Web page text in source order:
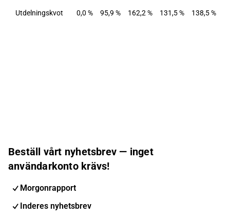
Utdelningskvot 0,0 % 95,9 % 162,2 % 131,5 % 138,5 %
Beställ vårt nyhetsbrev — inget
användarkonto krävs!
Morgonrapport
Inderes nyhetsbrev